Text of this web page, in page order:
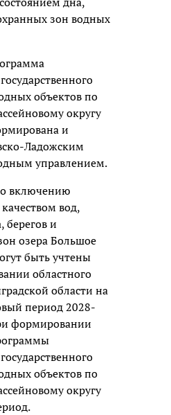
зон водных
объектов по
округу
и
Ладожским
управлением.
включению
вод,
берегов и
озера Большое
быть учтены
областного
области на
период 2028-
формировании
объектов по
округу